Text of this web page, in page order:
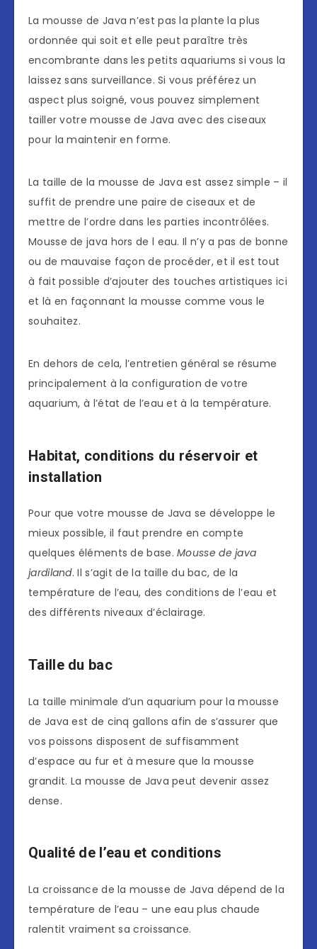
La mousse de Java n’est pas la plante la plus
ordonnée qui soit et elle peut paraître très
encombrante dans les petits aquariums si vous la
laissez sans surveillance. Si vous préférez un
aspect plus soigné, vous pouvez simplement
tailler votre mousse de Java avec des ciseaux
pour la maintenir en forme.
La taille de la mousse de Java est assez simple – il
suffit de prendre une paire de ciseaux et de
mettre de l’ordre dans les parties incontrôlées.
Mousse de java hors de l eau. Il n’y a pas de bonne
ou de mauvaise façon de procéder, et il est tout
à fait possible d’ajouter des touches artistiques ici
et là en façonnant la mousse comme vous le
souhaitez.
En dehors de cela, l’entretien général se résume
principalement à la configuration de votre
aquarium, à l’état de l’eau et à la température.
Habitat, conditions du réservoir et
installation
Pour que votre mousse de Java se développe le
mieux possible, il faut prendre en compte
quelques éléments de base.Mousse de java
jardiland. Il s’agit de la taille du bac, de la
température de l’eau, des conditions de l’eau et
des différents niveaux d’éclairage.
Taille du bac
La taille minimale d’un aquarium pour la mousse
de Java est de cinq gallons afin de s’assurer que
vos poissons disposent de suffisamment
d’espace au fur et à mesure que la mousse
grandit. La mousse de Java peut devenir assez
dense.
Qualité de l’eau et conditions
La croissance de la mousse de Java dépend de la
température de l’eau – une eau plus chaude
ralentit vraiment sa croissance.